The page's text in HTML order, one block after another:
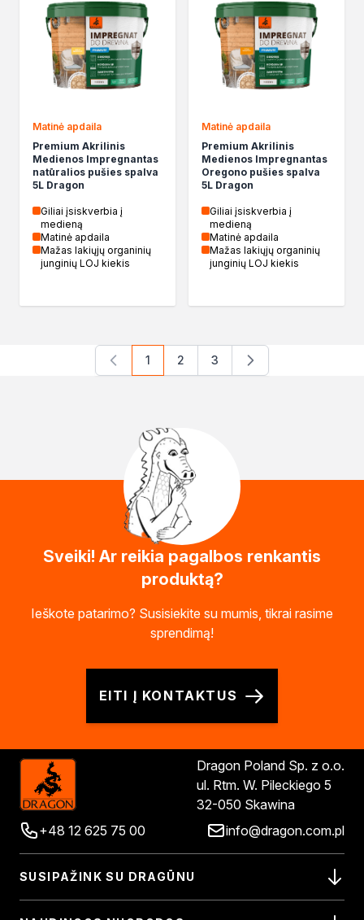
Matinė apdaila
Premium Akrilinis
Medienos Impregnantas
natūralios pušies spalva
5L Dragon
Giliai įsiskverbia į
medieną
Matinė apdaila
Mažas lakiųjų organinių
junginių LOJ kiekis
Matinė apdaila
Premium Akrilinis
Medienos Impregnantas
Oregono pušies spalva
5L Dragon
Giliai įsiskverbia į
medieną
Matinė apdaila
Mažas lakiųjų organinių
junginių LOJ kiekis
You're currently reading page
1 Page
2 Page
3
Sveiki! Ar reikia pagalbos renkantis
produktą?
Ieškote patarimo? Susisiekite su mumis, tikrai rasime
sprendimą!
EITI Į KONTAKTUS
Dragon Poland Sp. z o.o.
ul. Rtm. W. Pileckiego 5
32-050 Skawina
+48 12 625 75 00
info@dragon.com.pl
SUSIPAŽINK SU DRAGŪNU